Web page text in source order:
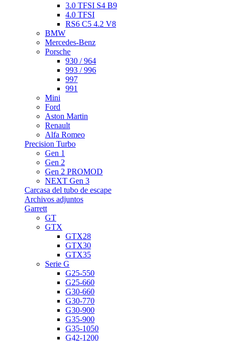
3.0 TFSI S4 B9
4.0 TFSI
RS6 C5 4.2 V8
BMW
Mercedes-Benz
Porsche
930 / 964
993 / 996
997
991
Mini
Ford
Aston Martin
Renault
Alfa Romeo
Precision Turbo
Gen 1
Gen 2
Gen 2 PROMOD
NEXT Gen 3
Carcasa del tubo de escape
Archivos adjuntos
Garrett
GT
GTX
GTX28
GTX30
GTX35
Serie G
G25-550
G25-660
G30-660
G30-770
G30-900
G35-900
G35-1050
G42-1200